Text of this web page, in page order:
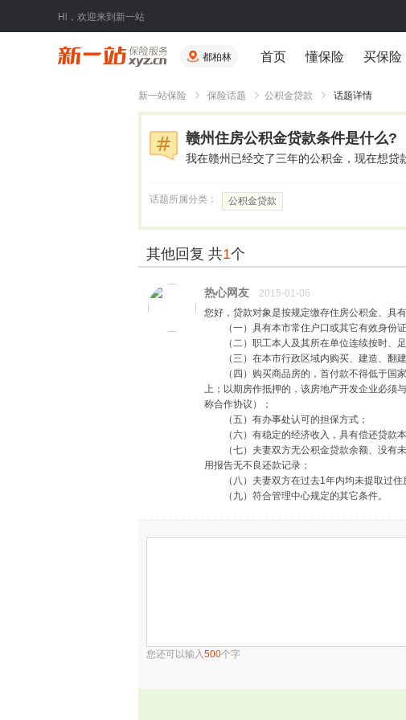
Hi，欢迎来到新一站
都柏林 首页 懂保险 买保险
新一站保险 保险话题 公积金贷款 话题详情
赣州住房公积金贷款条件是什么?
我在赣州已经交了三年的公积金，现在想贷
话题所属分类： 公积金贷款
其他回复 共1个
热心网友
2015-01-06
您好，贷款对象是按规定缴存住房公积金、具
（一）具有本市常住户口或其它有效身份证
（二）职工本人及其所在单位连续按时、足
（三）在本市行政区域内购买、建造、翻建
（四）购买商品房的，首付款不得低于国家
上；以期房作抵押的，该房地产开发企业必须
称合作协议）；
（五）有办事处认可的担保方式；
（六）有稳定的经济收入，具有偿还贷款本
（七）夫妻双方无公积金贷款余额、没有未
用报告无不良还款记录；
（八）夫妻双方在过去1年内均未提取过住
（九）符合管理中心规定的其它条件。
您还可以输入500个字